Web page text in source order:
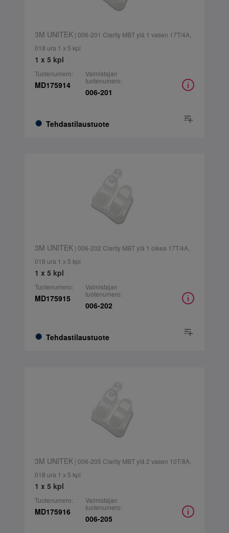
3M UNITEK| 006-201 Clarity MBT ylä 1 vasen 17T/4A,
018 ura 1 x 5 kpl
1 x 5 kpl
Tuotenumero:
MD175914
Tehdastilaustuote
Valmistajan
tuotenumero:
006-201
3M UNITEK| 006-202 Clarity MBT ylä 1 oikea 17T/4A,
018 ura 1 x 5 kpl
1 x 5 kpl
Tuotenumero:
MD175915
Tehdastilaustuote
Valmistajan
tuotenumero:
006-202
3M UNITEK| 006-205 Clarity MBT ylä 2 vasen 10T/8A,
018 ura 1 x 5 kpl
1 x 5 kpl
Tuotenumero:
MD175916
Valmistajan
tuotenumero:
006-205